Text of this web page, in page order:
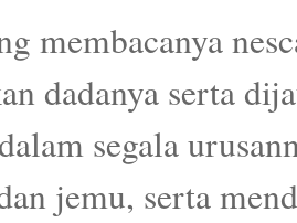
membacanya
dadanya serta
segala
jemu, serta